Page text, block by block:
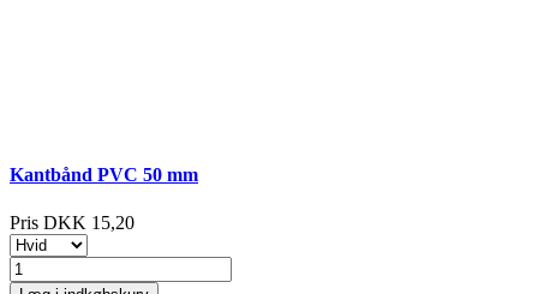
Kantbånd PVC 50 mm
Pris DKK 15,20